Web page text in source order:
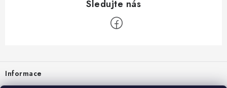
Informace